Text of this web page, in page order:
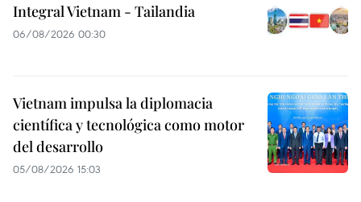
Integral Vietnam - Tailandia
06/08/2026 00:30
Vietnam impulsa la diplomacia
científica y tecnológica como motor
del desarrollo
05/08/2026 15:03